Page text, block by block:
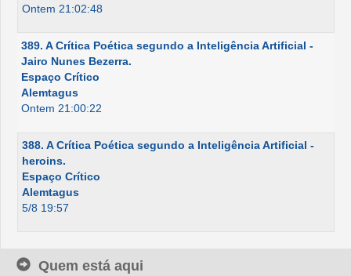
Ontem 21:02:48
389. A Crítica Poética segundo a Inteligência Artificial -
Jairo Nunes Bezerra.
Espaço Crítico
Alemtagus
Ontem 21:00:22
388. A Crítica Poética segundo a Inteligência Artificial -
heroins.
Espaço Crítico
Alemtagus
5/8 19:57
Quem está aqui